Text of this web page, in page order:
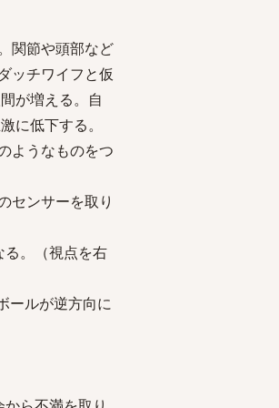
関節や頭部など
ッチワイフと仮
が増える。自
に低下する。
ようなものをつ
センサーを取り
。（視点を右
ールが逆方向に